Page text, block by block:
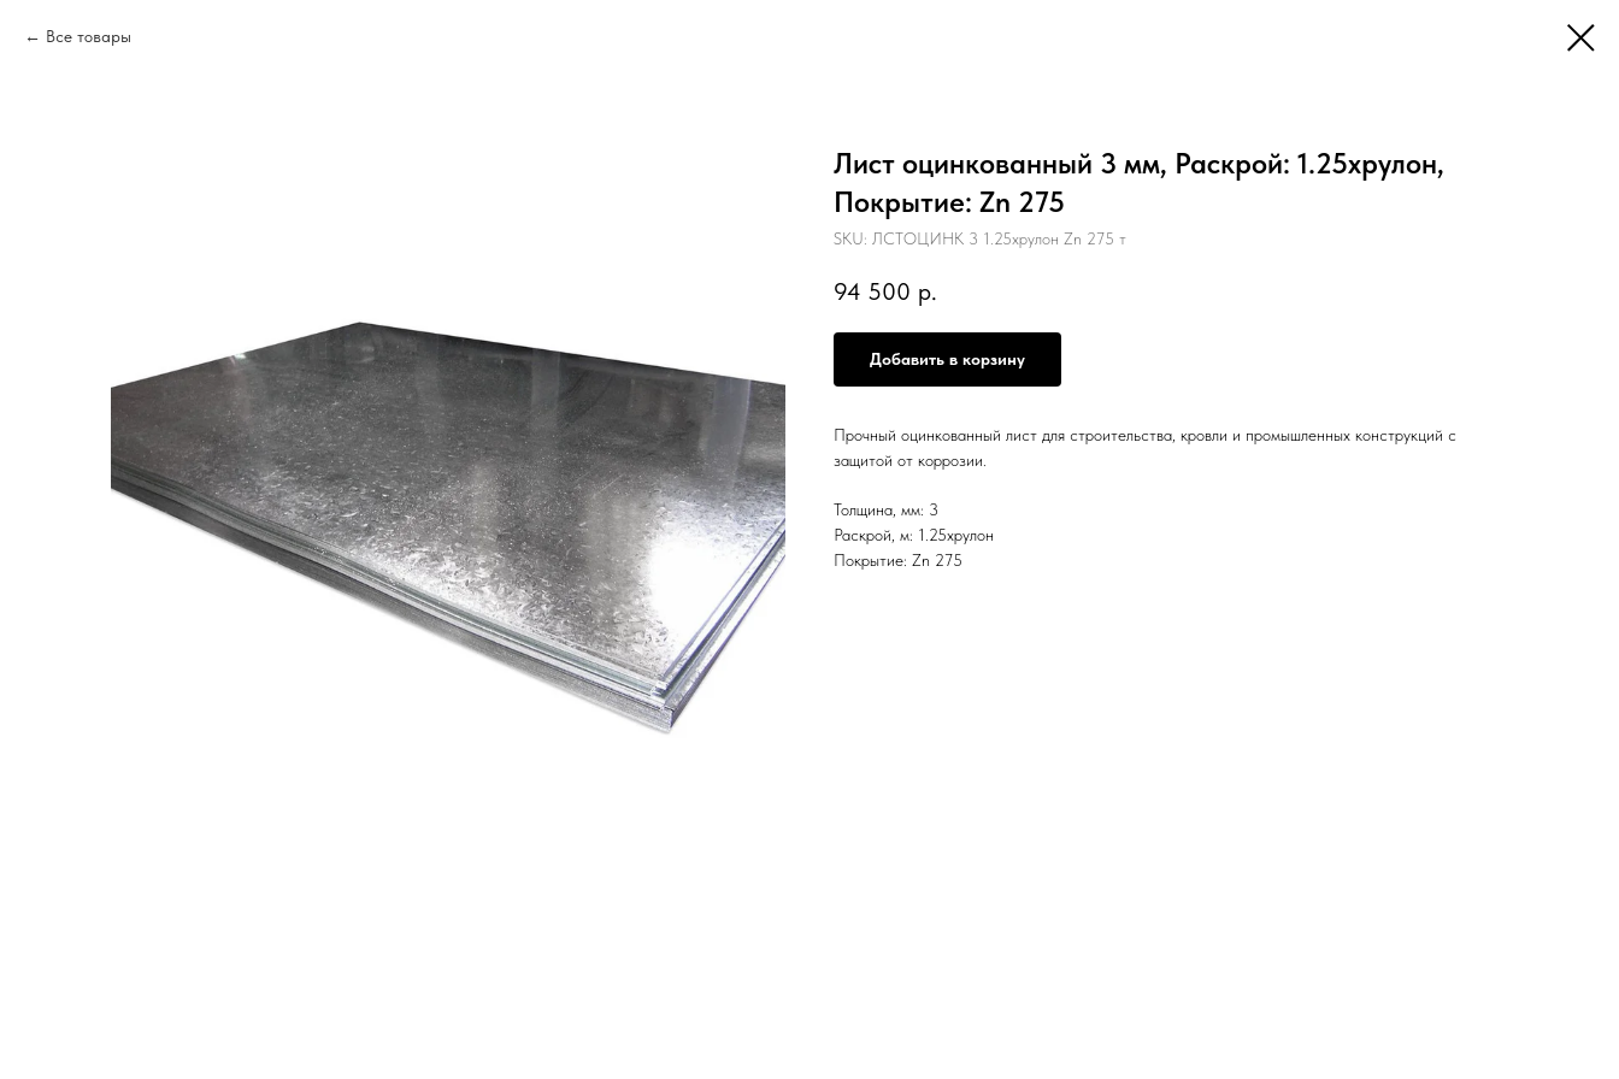
Все товары
Лист оцинкованный 3 мм, Раскрой: 1.25хрулон,
Покрытие: Zn 275
SKU: ЛСТОЦИНК 3 1.25хрулон Zn 275 т
94 500 р.
Добавить в корзину
Прочный оцинкованный лист для строительства, кровли и промышленных конструкций с
защитой от коррозии.
Толщина, мм: 3
Раскрой, м: 1.25хрулон
Покрытие: Zn 275